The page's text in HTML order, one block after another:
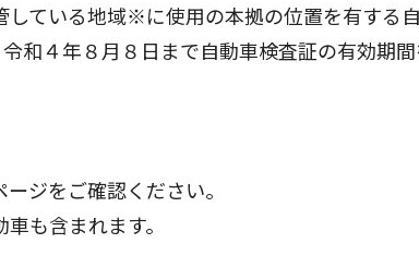
している地域※に使用の本拠の位置を有する
和４年８月８日まで自動車検査証の有効期
ジをご確認ください。
も含まれます。